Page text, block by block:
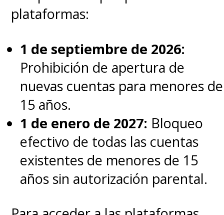
plataformas:
1 de septiembre de 2026:
Prohibición de apertura de
nuevas cuentas para menores de
15 años.
1 de enero de 2027: Bloqueo
efectivo de todas las cuentas
existentes de menores de 15
años sin autorización parental.